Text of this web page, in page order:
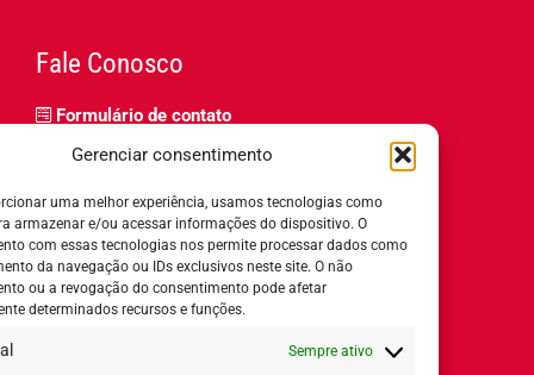
Gerenciar consentimento
uma melhor experiência, usamos tecnologias como
armazenar e/ou acessar informações do dispositivo. O
com essas tecnologias nos permite processar dados como
da navegação ou IDs exclusivos neste site. O não
ou a revogação do consentimento pode afetar
determinados recursos e funções.
Sempre ativo
Fale Conosco
Formulário de contato
Relatório de igualdade salarial
Horário de Atendimento:
8h ás 18h